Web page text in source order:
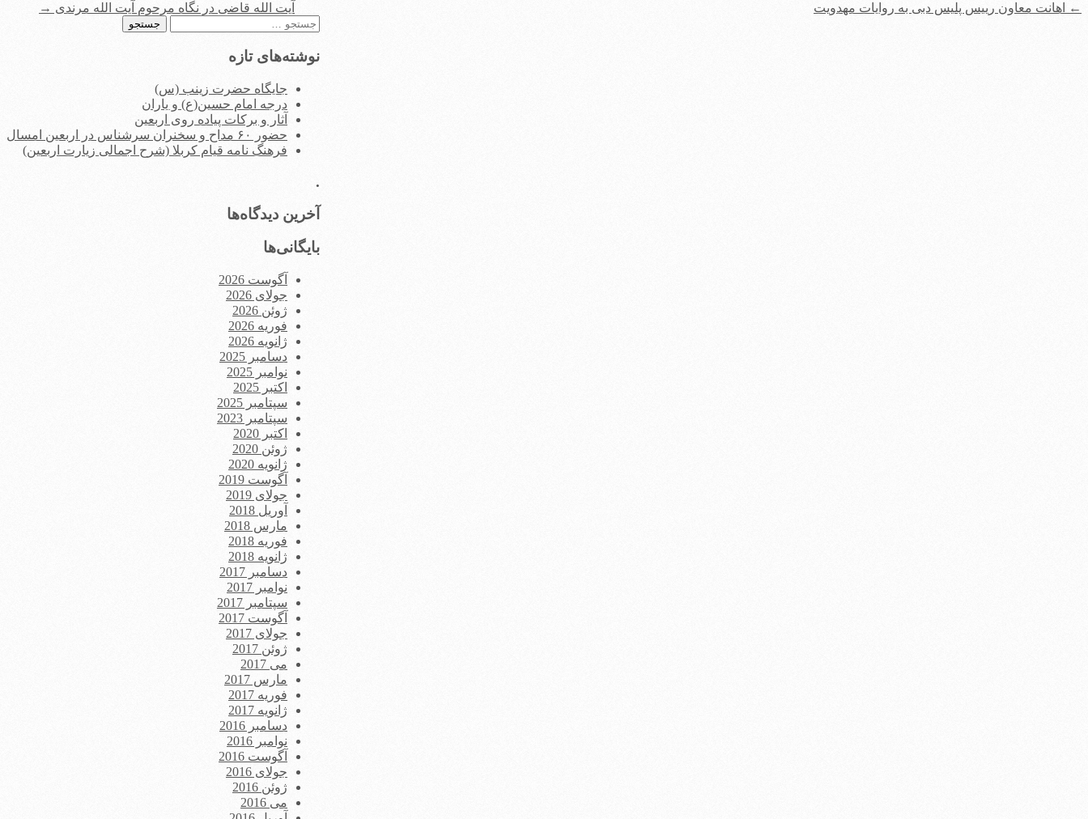
← اهانت معاون رییس پلیس دبی به روایات مهدویت آیت الله قاضی در نگاه مرحوم آیت الله مرندی →
جستجو
نوشته‌های تازه
جایگاه حضرت زینب (س)
درجه امام حسین(ع) و یاران
آثار و برکات پیاده روی اربعین
حضور ۶۰ مداح و سخنران سرشناس در اربعین امسال
فرهنگ نامه قیام کربلا (شرح اجمالی زیارت اربعین)
.
آخرین دیدگاه‌ها
بایگانی‌ها
آگوست 2026
جولای 2026
ژوئن 2026
فوریه 2026
ژانویه 2026
دسامبر 2025
نوامبر 2025
اکتبر 2025
سپتامبر 2025
سپتامبر 2023
اکتبر 2020
ژوئن 2020
ژانویه 2020
آگوست 2019
جولای 2019
آوریل 2018
مارس 2018
فوریه 2018
ژانویه 2018
دسامبر 2017
نوامبر 2017
سپتامبر 2017
آگوست 2017
جولای 2017
ژوئن 2017
می 2017
مارس 2017
فوریه 2017
ژانویه 2017
دسامبر 2016
نوامبر 2016
آگوست 2016
جولای 2016
ژوئن 2016
می 2016